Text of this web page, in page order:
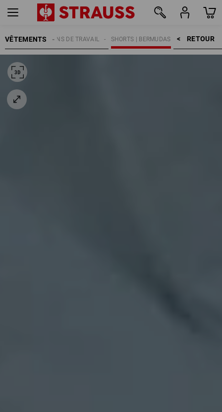
VÊTEMENTS RETOUR    >
SHORTS | BERMUDAS
PANTALONS DE TRAVAIL